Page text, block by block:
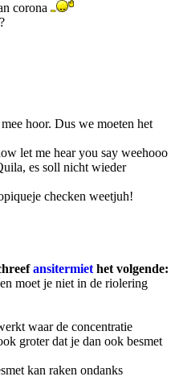
corona
hoor. Dus we moeten het
let me hear you say weehooo
es soll nicht wieder
checken weetjuh!
ansitermiet het volgende:
moet je niet in de riolering
waar de concentratie
groter dat je dan ook besmet
kan raken ondanks